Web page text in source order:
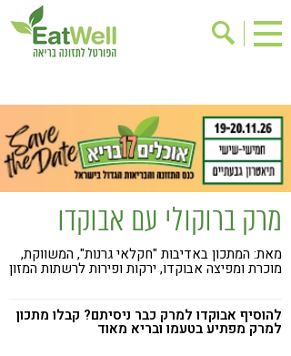
בישול בריא
אינדקס עסקים
ריפוי ומניעת מחלות
בריאות האישה
תוספי תזונה
מתכוני בריאות
אירועים
שינוי תזונתי
גישות בתזונה
דיאטה
ניקוי רעלים
מזונות על
ילדים
תזונה וספורט
מרק ברוקולי עם אבוקדו
מאת: המתכון באדיבות "חקלאי גרנות", המשווקת,
מוכרת ומפיצה אבוקדו, ירקות ופירות לרשתות המזון
להוסיף אבוקדו למרק כבר ניסיתם? קבלו מתכון
למרק מפתיע בטעמו ובריא מאוד